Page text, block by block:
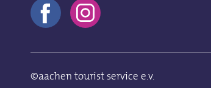
©aachen tourist service e.v.